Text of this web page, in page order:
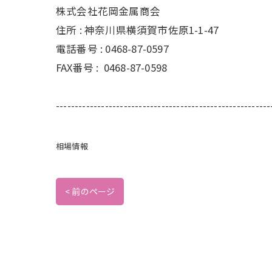
株式会社花岡金属商会
住所 : 神奈川県横須賀市佐原1-1-47
電話番号 : 0468-87-0597
FAX番号 : 0468-87-0598
相場情報
< 前のページ